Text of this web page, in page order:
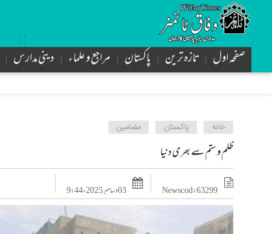
صفحہ اول تازه ترین پاکستان مراجع و علماء دینی مدارس
خانه پاکستان مضامین
ظلم و ستم سے بھری دنیا
News cod : 63299 03 دسامبر 2025 - 9:44